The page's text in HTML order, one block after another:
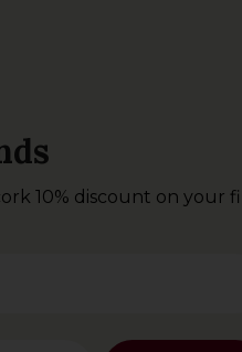
10% discount on your